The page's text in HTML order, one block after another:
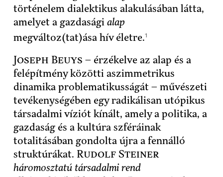
történelem dialektikus alakulásában látta,
amelyet a gazdaságialap
megváltoz(tat)ása hív életre.1
Joseph Beuys – érzékelve az alap és a
felépítmény közötti aszimmetrikus
dinamika problematikusságát – művészeti
tevékenységében egy radikálisan utópikus
társadalmi víziót kínált, amely a politika, a
gazdaság és a kultúra szféráinak
totalitásában gondolta újra a fennálló
struktúrákat. Rudolf Steiner
háromosztatú társadalmi rend